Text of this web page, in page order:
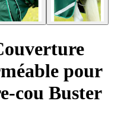
pour
cou Buster